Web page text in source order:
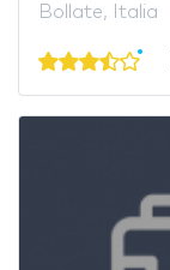
Bollate, Italia